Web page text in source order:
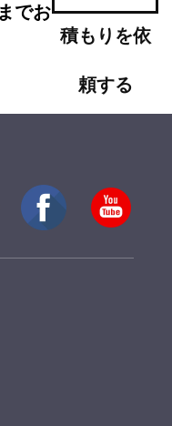
でお
積もりを依
頼する